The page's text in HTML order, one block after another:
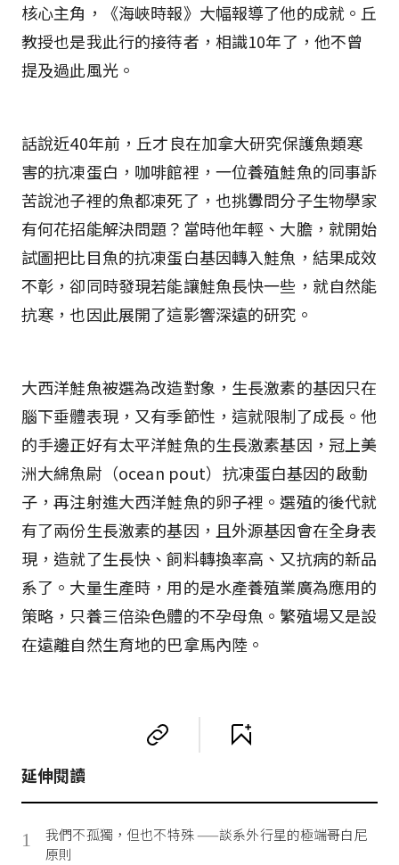
核心主角，《海峽時報》大幅報導了他的成就。丘
教授也是我此行的接待者，相識10年了，他不曾
提及過此風光。
話說近40年前，丘才良在加拿大研究保護魚類寒
害的抗凍蛋白，咖啡館裡，一位養殖鮭魚的同事訴
苦說池子裡的魚都凍死了，也挑釁問分子生物學家
有何花招能解決問題？當時他年輕、大膽，就開始
試圖把比目魚的抗凍蛋白基因轉入鮭魚，結果成效
不彰，卻同時發現若能讓鮭魚長快一些，就自然能
抗寒，也因此展開了這影響深遠的研究。
大西洋鮭魚被選為改造對象，生長激素的基因只在
腦下垂體表現，又有季節性，這就限制了成長。他
的手邊正好有太平洋鮭魚的生長激素基因，冠上美
洲大綿魚尉（ocean pout）抗凍蛋白基因的啟動
子，再注射進大西洋鮭魚的卵子裡。選殖的後代就
有了兩份生長激素的基因，且外源基因會在全身表
現，造就了生長快、飼料轉換率高、又抗病的新品
系了。大量生產時，用的是水產養殖業廣為應用的
策略，只養三倍染色體的不孕母魚。繁殖場又是設
在遠離自然生育地的巴拿馬內陸。
延伸閱讀
1
我們不孤獨，但也不特殊 ——談系外行星的極端哥白尼
原則